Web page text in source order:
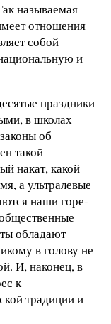
называемая
отношения
собой
и
праздники
в школах
об
такой
накат, какой
а ультралевые
наши горе-
обладают
в голову не
И, наконец, в
к
традиции и